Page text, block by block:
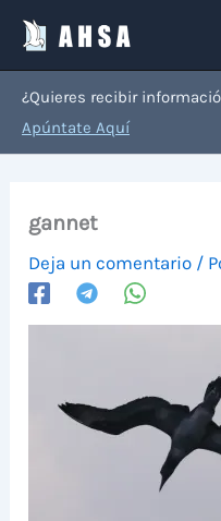
contenido
¿Quieres recibir
Apúntate Aquí
gannet
Deja un comentario /